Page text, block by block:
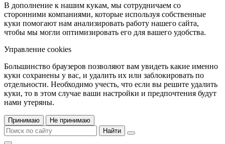
В дополнение к нашим кукам, мы сотрудничаем со
сторонними компаниями, которые используя собственные
куки помогают нам анализировать работу нашего сайта,
чтобы мы могли оптимизировать его для вашего удобства.
Управление cookies
Большинство браузеров позволяют вам увидеть какие именно
куки сохранены у вас, и удалить их или заблокировать по
отдельности. Необходимо учесть, что если вы решите удалить
куки, то в этом случае ваши настройки и предпочтения будут
нами утеряны.
Принимаю
Не принимаю
Найти